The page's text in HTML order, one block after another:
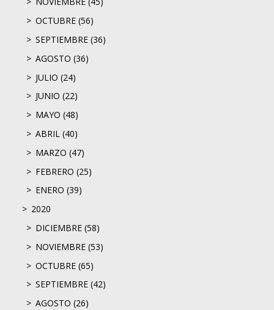
OCTUBRE (56)
SEPTIEMBRE (36)
AGOSTO (36)
JULIO (24)
JUNIO (22)
MAYO (48)
ABRIL (40)
MARZO (47)
FEBRERO (25)
ENERO (39)
2020
DICIEMBRE (58)
NOVIEMBRE (53)
OCTUBRE (65)
SEPTIEMBRE (42)
AGOSTO (26)